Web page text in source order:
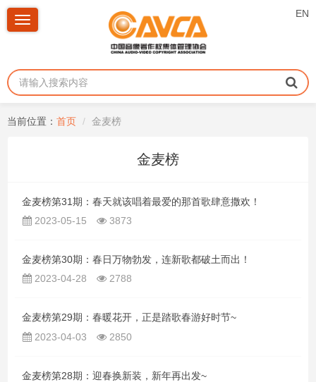
EN
Toggle
当前位置： 首页 金麦榜
金麦榜
金麦榜第31期：春天就该唱着最爱的那首歌肆意撒欢！
2023-05-15
3873
金麦榜第30期：春日万物勃发，连新歌都破土而出！
2023-04-28
2788
金麦榜第29期：春暖花开，正是踏歌春游好时节~
2023-04-03
2850
金麦榜第28期：迎春换新装，新年再出发~